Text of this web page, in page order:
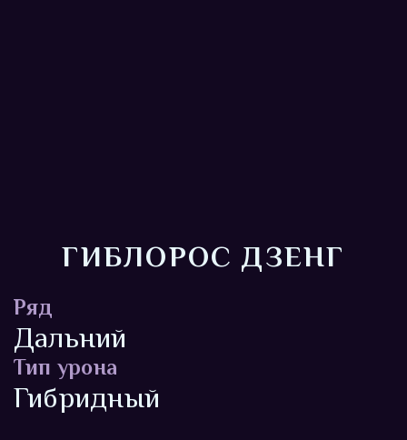
ГИБЛОРОС ДЗЕНГ
Ряд
Дальний
Тип урона
Гибридный